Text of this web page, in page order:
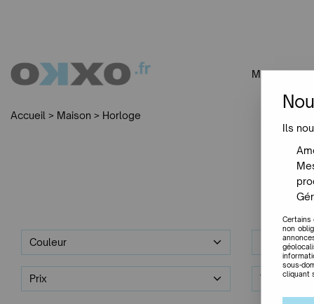
MOBILIER
Accueil > Maison > Horloge
Couleur Designer
Prix Trier par
Ils
Certains
non
sous-
cliquant